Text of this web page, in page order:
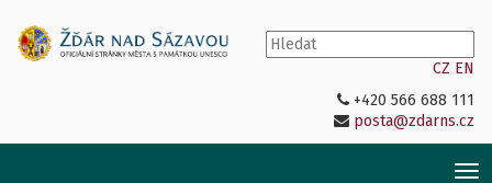
CZ EN
+420 566 688 111
posta@zdarns.cz